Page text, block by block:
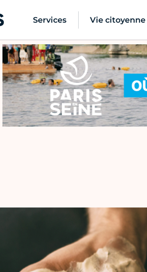
Services Vie citoyenne